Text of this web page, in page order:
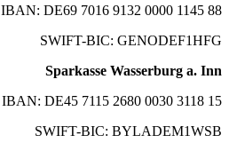
IBAN: DE69 7016 9132 0000 1145 88
SWIFT-BIC: GENODEF1HFG
Sparkasse Wasserburg a. Inn
IBAN: DE45 7115 2680 0030 3118 15
SWIFT-BIC: BYLADEM1WSB